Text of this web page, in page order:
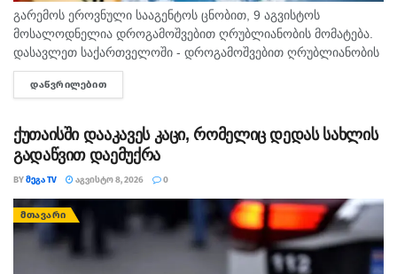
გარემოს ეროვნული სააგენტოს ცნობით, 9 აგვისტოს
მოსალოდნელია დროგამოშვებით ღრუბლიანობის მომატება.
დასავლეთ საქართველოში - დროგამოშვებით ღრუბლიანობის
მომატება. უმეტეს რაიონში ხანმოკლე წვიმა და ელჭექი, ზოგან
ძლიერი. დასავლეთის ქარი 10-15 მ/წმ, ელჭექის დროს
ᲓᲐᲬᲕᲠᲘᲚᲔᲑᲘᲗ
ქუთაისში დააკავეს კაცი, რომელიც დედას სახლის
გადაწვით დაემუქრა
BYᲛᲔᲒᲐ TV ᲐᲒᲕᲘᲡᲢᲝ 8, 2026 0
ᲛᲗᲐᲕᲐᲠᲘ